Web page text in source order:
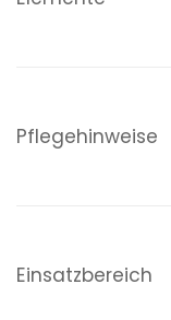
Pflegehinweise
Einsatzbereich